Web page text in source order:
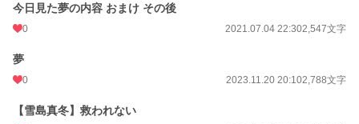
今日見た夢の内容 おまけ その後
0 2021.07.04 22:302,547文字
夢
0 2023.11.20 20:102,788文字
【雪島真冬】救われない